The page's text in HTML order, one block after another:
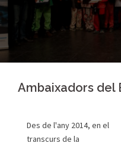
Ambaixadors del
Des de l'any 2014, en el
transcurs de la